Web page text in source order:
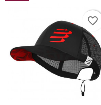
favorite_border